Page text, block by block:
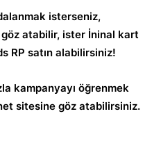
isterseniz,
atabilir, ister İninal kart
RP satın alabilirsiniz!
kampanyayı öğrenmek
sitesine göz atabilirsiniz.